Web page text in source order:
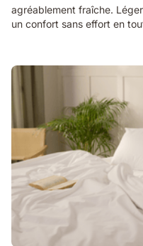
agréablement fraîche.
un confort sans effort en